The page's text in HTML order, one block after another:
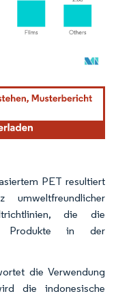
Namensnennung gemäß
PET resultiert
umweltfreundlicher
die die
Produkte in der
die Verwendung
die indonesische